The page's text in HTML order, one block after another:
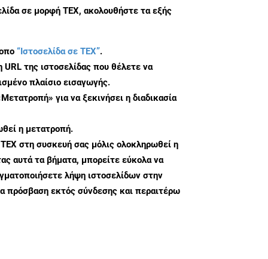
σε μορφή TEX, ακολουθήστε τα εξής
“Ιστοσελίδα σε TEX”.
URL της ιστοσελίδας που θέλετε να
πλαίσιο εισαγωγής.
για να ξεκινήσει η διαδικασία
η μετατροπή.
στη συσκευή σας μόλις ολοκληρωθεί η
αυτά τα βήματα, μπορείτε εύκολα να
λήψη ιστοσελίδων στην
πρόσβαση εκτός σύνδεσης και περαιτέρω